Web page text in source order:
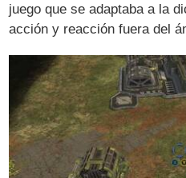
juego que se adaptaba a la
acción y reacción fuera del